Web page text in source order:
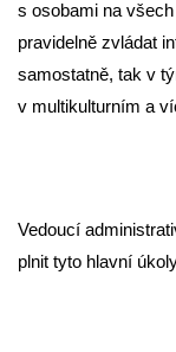
s osobami na
pravidelně zvládat
samostatně, tak v
v multikulturním a
Vedoucí
plnit tyto hlavní